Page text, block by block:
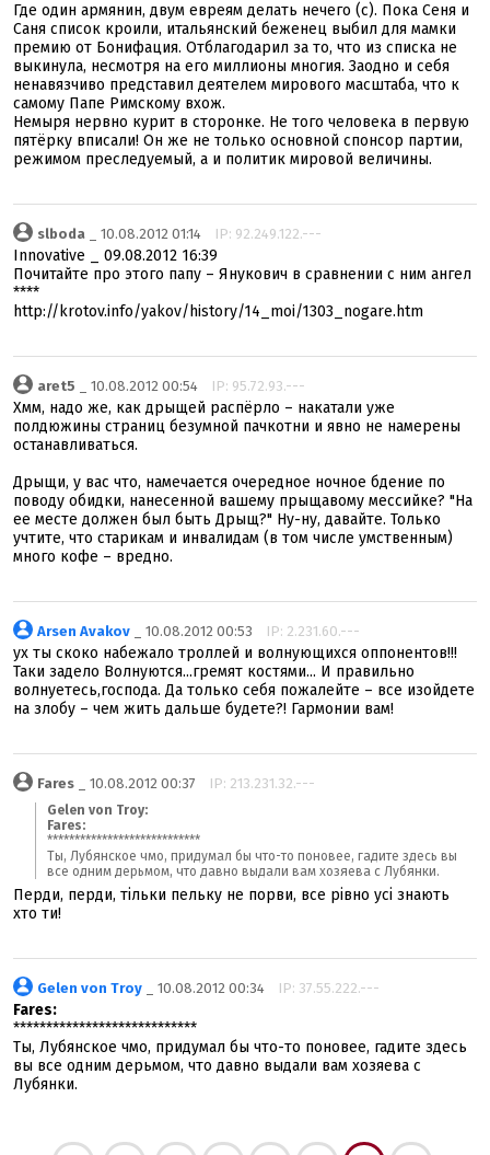
Где один армянин, двум евреям делать нечего (с). Пока Сеня и
Саня список кроили, итальянский беженец выбил для мамки
премию от Бонифация. Отблагодарил за то, что из списка не
выкинула, несмотря на его миллионы многия. Заодно и себя
ненавязчиво представил деятелем мирового масштаба, что к
самому Папе Римскому вхож.
Немыря нервно курит в сторонке. Не того человека в первую
пятёрку вписали! Он же не только основной спонсор партии,
режимом преследуемый, а и политик мировой величины.
slboda _ 10.08.2012 01:14 IP: 92.249.122.---
Innovative _ 09.08.2012 16:39
Почитайте про этого папу – Янукович в сравнении с ним ангел
****
http://krotov.info/yakov/history/14_moi/1303_nogare.htm
aret5 _ 10.08.2012 00:54 IP: 95.72.93.---
Хмм, надо же, как дрыщей распёрло – накатали уже
полдюжины страниц безумной пачкотни и явно не намерены
останавливаться.
Дрыщи, у вас что, намечается очередное ночное бдение по
поводу обидки, нанесенной вашему прыщавому мессийке? "На
ее месте должен был быть Дрыщ?" Ну-ну, давайте. Только
учтите, что старикам и инвалидам (в том числе умственным)
много кофе – вредно.
Arsen Avakov _ 10.08.2012 00:53 IP: 2.231.60.---
ух ты скоко набежало троллей и волнующихся оппонентов!!!
Таки задело Волнуются...гремят костями... И правильно
волнуетесь,господа. Да только себя пожалейте – все изойдете
на злобу – чем жить дальше будете?! Гармонии вам!
Fares _ 10.08.2012 00:37 IP: 213.231.32.---
Gelen von Troy:
Fares:
****************************
Ты, Лубянское чмо, придумал бы что-то поновее, гадите здесь вы
все одним дерьмом, что давно выдали вам хозяева с Лубянки.
Перди, перди, тільки пельку не порви, все рівно усі знають
хто ти!
Gelen von Troy _ 10.08.2012 00:34 IP: 37.55.222.---
Fares:
****************************
Ты, Лубянское чмо, придумал бы что-то поновее, гадите здесь
вы все одним дерьмом, что давно выдали вам хозяева с
Лубянки.